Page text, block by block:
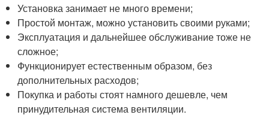
Установка занимает не много времени;
Простой монтаж, можно установить своими руками;
Эксплуатация и дальнейшее обслуживание тоже не
сложное;
Функционирует естественным образом, без
дополнительных расходов;
Покупка и работы стоят намного дешевле, чем
принудительная система вентиляции.